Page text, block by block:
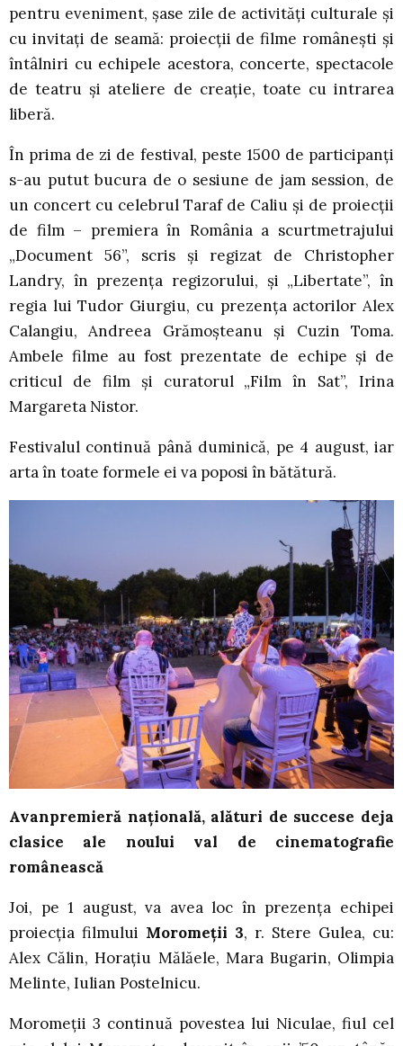
pentru eveniment, șase zile de activități culturale și
cu invitați de seamă: proiecții de filme românești și
întâlniri cu echipele acestora, concerte, spectacole
de teatru și ateliere de creație, toate cu intrarea
liberă.
În prima de zi de festival, peste 1500 de participanți
s-au putut bucura de o sesiune de jam session, de
un concert cu celebrul Taraf de Caliu și de proiecții
de film – premiera în România a scurtmetrajului
„Document 56”, scris și regizat de Christopher
Landry, în prezența regizorului, și „Libertate”, în
regia lui Tudor Giurgiu, cu prezența actorilor Alex
Calangiu, Andreea Grămoșteanu și Cuzin Toma.
Ambele filme au fost prezentate de echipe și de
criticul de film și curatorul „Film în Sat”, Irina
Margareta Nistor.
Festivalul continuă până duminică, pe 4 august, iar
arta în toate formele ei va poposi în bătătură.
Avanpremieră națională, alături de succese deja
clasice ale noului val de cinematografie
românească
Joi, pe 1 august, va avea loc în prezența echipei
proiecția filmului Moromeții 3, r. Stere Gulea, cu:
Alex Călin, Horațiu Mălăele, Mara Bugarin, Olimpia
Melinte, Iulian Postelnicu.
Moromeții 3 continuă povestea lui Niculae, fiul cel